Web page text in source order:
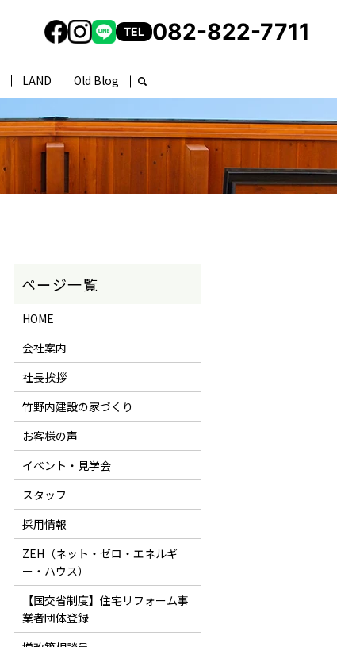
LAND Old Blog
TEL 082-822-7711
HOME
会社案内
社長挨拶
竹野内建設の家づくり
お客様の声
イベント・見学会
スタッフ
採用情報
ZEH（ネット・ゼロ・エネルギ
ー・ハウス）
【国交省制度】住宅リフォーム事
業者団体登録